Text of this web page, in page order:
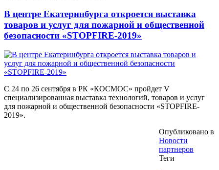
В центре Екатеринбурга откроется выставка
товаров и услуг для пожарной и общественной
безопасности «STOPFIRE-2019»
С 24 по 26 сентября в РК «КОСМОС» пройдет V
специализированная выставка технологий, товаров и услуг
для пожарной и общественной безопасности «STOPFIRE-
2019».
Опубликовано в
Новости
партнеров
Теги